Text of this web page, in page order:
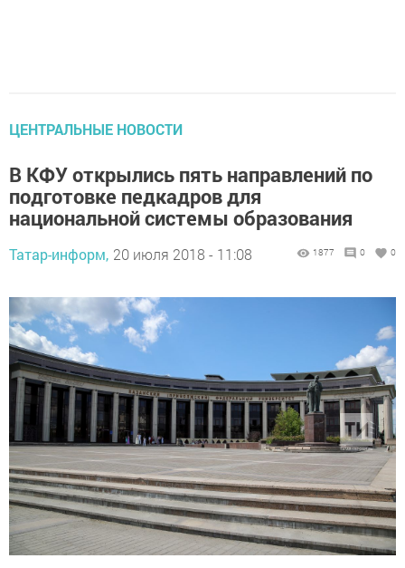
ЦЕНТРАЛЬНЫЕ НОВОСТИ
В КФУ открылись пять направлений по
подготовке педкадров для
национальной системы образования
Татар-информ, 20 июля 2018 - 11:08 1877 0 0